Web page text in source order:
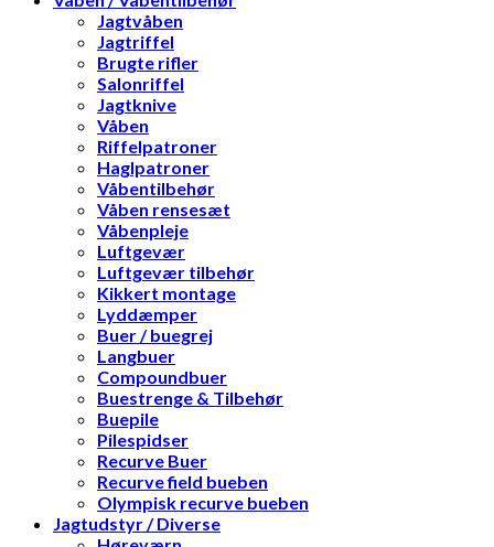
Jagtvåben
Jagtriffel
Brugte rifler
Salonriffel
Jagtknive
Våben
Riffelpatroner
Haglpatroner
Våbentilbehør
Våben rensesæt
Våbenpleje
Luftgevær
Luftgevær tilbehør
Kikkert montage
Lyddæmper
Buer / buegrej
Langbuer
Compoundbuer
Buestrenge & Tilbehør
Buepile
Pilespidser
Recurve Buer
Recurve field bueben
Olympisk recurve bueben
Jagtudstyr / Diverse